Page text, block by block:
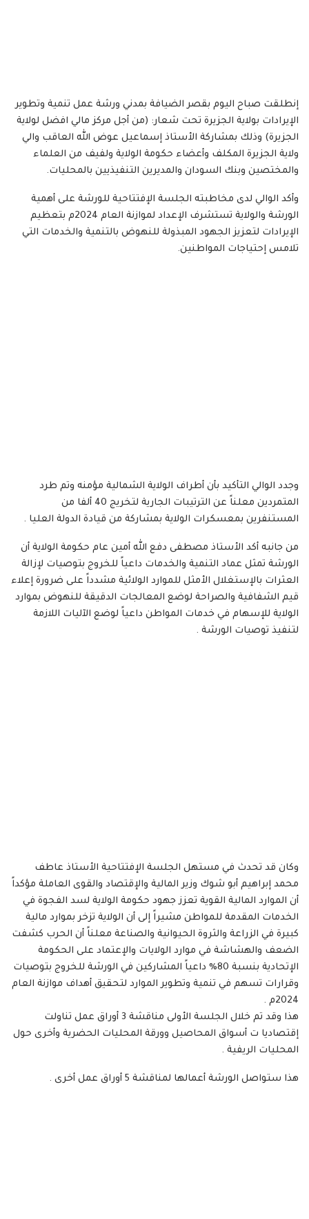
إنطلقت صباح اليوم بقصر الضيافة بمدني ورشة عمل تنمية وتطوير
الإيرادات بولاية الجزيرة تحت شعار: (من أجل مركز مالي افضل لولاية
الجزيرة) وذلك بمشاركة الأستاذ إسماعيل عوض الله العاقب والي
ولاية الجزيرة المكلف وأعضاء حكومة الولاية ولفيف من العلماء
والمختصين وبنك السودان والمديرين التنفيذيين بالمحليات.
وأكد الوالي لدى مخاطبته الجلسة الإفتتاحية للورشة على أهمية
الورشة والولاية تستشرف الإعداد لموازنة العام 2024م بتعظيم
الإيرادات لتعزيز الجهود المبذولة للنهوض بالتنمية والخدمات التي
تلامس إحتياجات المواطنين.
وجدد الوالي التأكيد بأن أطراف الولاية الشمالية مؤمنه وتم طرد
المتمردين معلناً عن الترتيبات الجارية لتخريج 40 ألفا من
المستنفرين بمعسكرات الولاية بمشاركة من قيادة الدولة العليا .
من جانبه أكد الأستاذ مصطفى دفع الله أمين عام حكومة الولاية أن
الورشة تمثل عماد التنمية والخدمات داعياً للخروج بتوصيات لإزالة
العثرات بالإستغلال الأمثل للموارد الولائية مشدداً على ضرورة إعلاء
قيم الشفافية والصراحة لوضع المعالجات الدقيقة للنهوض بموارد
الولاية للإسهام في خدمات المواطن داعياً لوضع الآليات اللازمة
لتنفيذ توصيات الورشة .
وكان قد تحدث في مستهل الجلسة الإفتتاحية الأستاذ عاطف
محمد إبراهيم أبو شوك وزير المالية والإقتصاد والقوى العاملة مؤكداً
أن الموارد المالية القوية تعزز جهود حكومة الولاية لسد الفجوة في
الخدمات المقدمة للمواطن مشيراً إلى أن الولاية تزخر بموارد مالية
كبيرة في الزراعة والثروة الحيوانية والصناعة معلناً أن الحرب كشفت
الضعف والهشاشة في موارد الولايات والإعتماد على الحكومة
الإتحادية بنسبة 80% داعياً المشاركين في الورشة للخروج بتوصيات
وقرارات تسهم في تنمية وتطوير الموارد لتحقيق أهداف موازنة العام
2024م .
هذا وقد تم خلال الجلسة الأولى مناقشة 3 أوراق عمل تناولت
إقتصاديا ت أسواق المحاصيل وورقة المحليات الحضرية وأخرى حول
المحليات الريفية .
هذا ستواصل الورشة أعمالها لمناقشة 5 أوراق عمل أخرى .